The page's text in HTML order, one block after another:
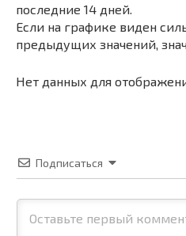
последние 14 дней.
Если на графике виден
предыдущих значений,
Нет данных для
Подписаться